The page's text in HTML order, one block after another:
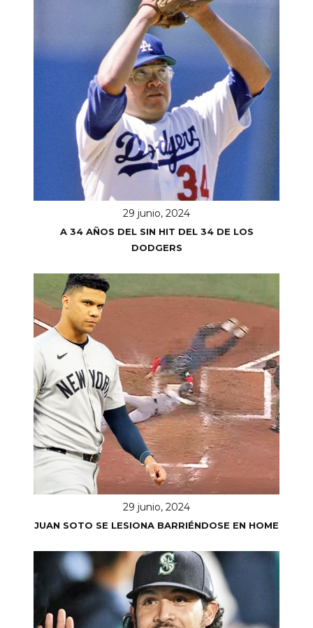
29 junio, 2024
A 34 AÑOS DEL SIN HIT DEL 34 DE LOS
DODGERS
29 junio, 2024
JUAN SOTO SE LESIONA BARRIÉNDOSE EN HOME